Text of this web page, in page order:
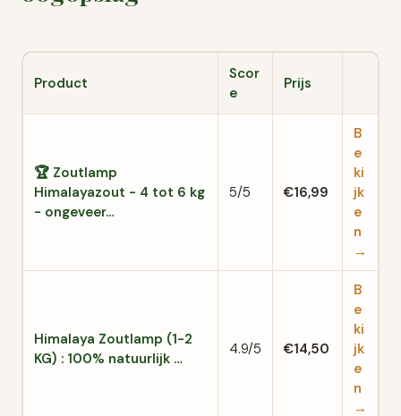
Product
Scor
e
Prijs
🏆 Zoutlamp
Himalayazout - 4 tot 6 kg
- ongeveer…
5/5 €16,99
B
e
ki
jk
e
n
→
Himalaya Zoutlamp (1-2
KG) : 100% natuurlijk …
4.9/5 €14,50
B
e
ki
jk
e
n
→